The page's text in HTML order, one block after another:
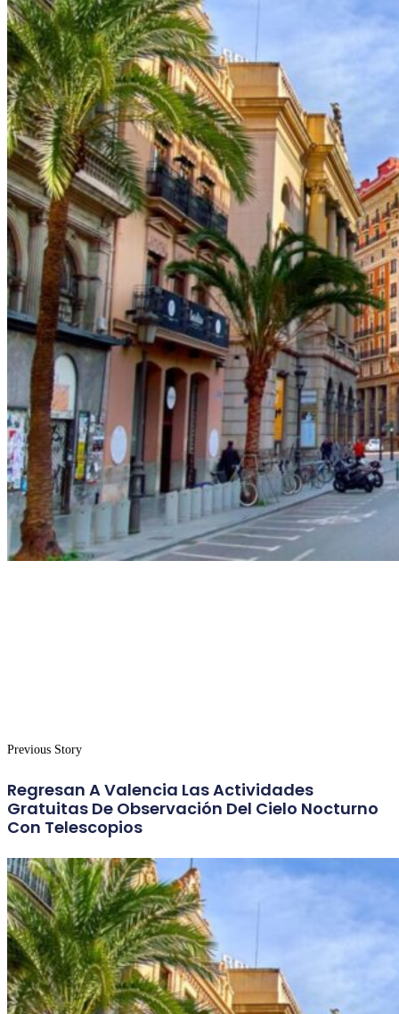
Previous Story
Regresan A Valencia Las Actividades
Gratuitas De Observación Del Cielo Nocturno
Con Telescopios